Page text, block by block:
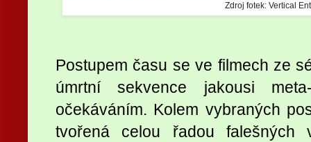
Zdroj fotek: Vertical
Postupem času se ve filmech ze
úmrtní sekvence jakousi
očekáváním. Kolem vybraných
tvořená celou řadou falešných